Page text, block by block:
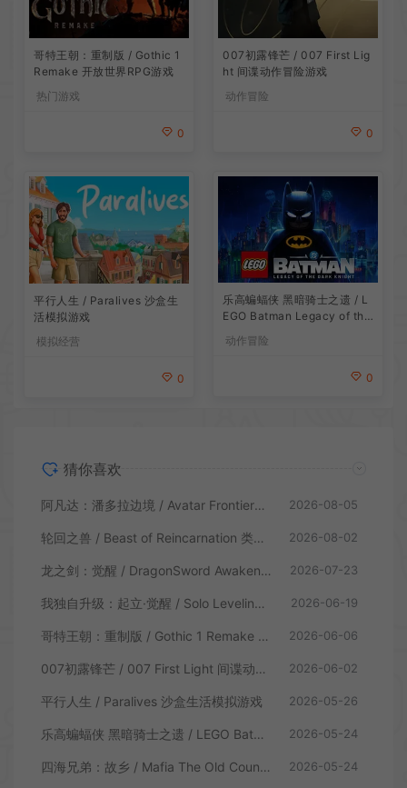
哥特王朝：重制版 / Gothic 1
Remake 开放世界RPG游戏
热门游戏
0
007初露锋芒 / 007 First Lig
ht 间谍动作冒险游戏
动作冒险
0
平行人生 / Paralives 沙盒生
活模拟游戏
模拟经营
0
乐高蝙蝠侠 黑暗骑士之遗 / L
EGO Batman Legacy of the
动作冒险
0
猜你喜欢
阿凡达：潘多拉边境 / Avatar Frontiers of Pandora 开放世界冒险游戏 2026-08-05
轮回之兽 / Beast of Reincarnation 类魂硬核动作RPG游戏 2026-08-02
龙之剑：觉醒 / DragonSword Awakening 开放世界动作RPG游戏 2026-07-23
我独自升级：起立·觉醒 / Solo Leveling ARISE OVERDRIVE 动作RPG游戏 2026-06-19
哥特王朝：重制版 / Gothic 1 Remake 开放世界RPG游戏 2026-06-06
007初露锋芒 / 007 First Light 间谍动作冒险游戏 2026-06-02
平行人生 / Paralives 沙盒生活模拟游戏 2026-05-26
乐高蝙蝠侠 黑暗骑士之遗 / LEGO Batman Legacy of the Dark Knight 卡通动作游戏 2026-05-24
四海兄弟：故乡 / Mafia The Old Country 第三人称动作游戏 2026-05-24